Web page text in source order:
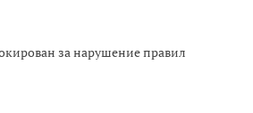
за нарушение правил